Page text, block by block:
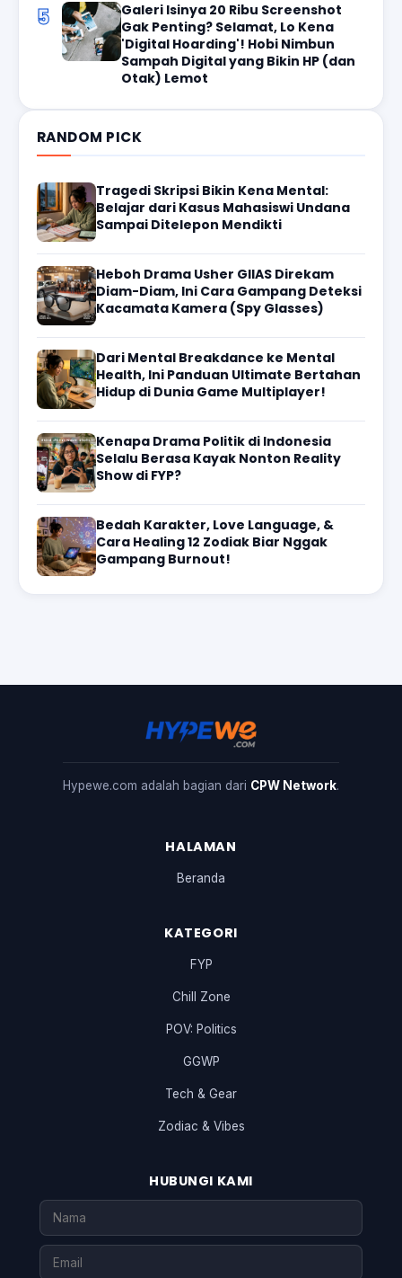
5
Galeri Isinya 20 Ribu Screenshot
Gak Penting? Selamat, Lo Kena
'Digital Hoarding'! Hobi Nimbun
Sampah Digital yang Bikin HP (dan
Otak) Lemot
RANDOM PICK
Tragedi Skripsi Bikin Kena Mental:
Belajar dari Kasus Mahasiswi Undana
Sampai Ditelepon Mendikti
Heboh Drama Usher GIIAS Direkam
Diam-Diam, Ini Cara Gampang Deteksi
Kacamata Kamera (Spy Glasses)
Dari Mental Breakdance ke Mental
Health, Ini Panduan Ultimate Bertahan
Hidup di Dunia Game Multiplayer!
Kenapa Drama Politik di Indonesia
Selalu Berasa Kayak Nonton Reality
Show di FYP?
Bedah Karakter, Love Language, &
Cara Healing 12 Zodiak Biar Nggak
Gampang Burnout!
Hypewe.com adalah bagian dari CPW Network.
HALAMAN
Beranda
KATEGORI
FYP
Chill Zone
POV: Politics
GGWP
Tech & Gear
Zodiac & Vibes
HUBUNGI KAMI